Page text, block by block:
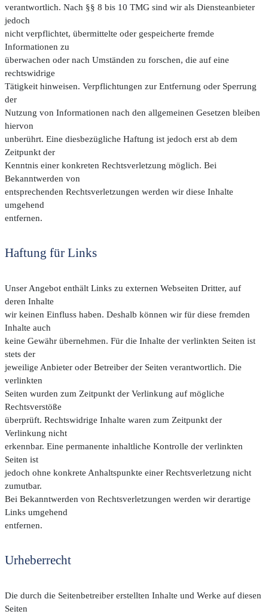
verantwortlich. Nach §§ 8 bis 10 TMG sind wir als Diensteanbieter
jedoch
nicht verpflichtet, übermittelte oder gespeicherte fremde
Informationen zu
überwachen oder nach Umständen zu forschen, die auf eine
rechtswidrige
Tätigkeit hinweisen. Verpflichtungen zur Entfernung oder Sperrung
der
Nutzung von Informationen nach den allgemeinen Gesetzen bleiben
hiervon
unberührt. Eine diesbezügliche Haftung ist jedoch erst ab dem
Zeitpunkt der
Kenntnis einer konkreten Rechtsverletzung möglich. Bei
Bekanntwerden von
entsprechenden Rechtsverletzungen werden wir diese Inhalte
umgehend
entfernen.
Haftung für Links
Unser Angebot enthält Links zu externen Webseiten Dritter, auf
deren Inhalte
wir keinen Einfluss haben. Deshalb können wir für diese fremden
Inhalte auch
keine Gewähr übernehmen. Für die Inhalte der verlinkten Seiten ist
stets der
jeweilige Anbieter oder Betreiber der Seiten verantwortlich. Die
verlinkten
Seiten wurden zum Zeitpunkt der Verlinkung auf mögliche
Rechtsverstöße
überprüft. Rechtswidrige Inhalte waren zum Zeitpunkt der
Verlinkung nicht
erkennbar. Eine permanente inhaltliche Kontrolle der verlinkten
Seiten ist
jedoch ohne konkrete Anhaltspunkte einer Rechtsverletzung nicht
zumutbar.
Bei Bekanntwerden von Rechtsverletzungen werden wir derartige
Links umgehend
entfernen.
Urheberrecht
Die durch die Seitenbetreiber erstellten Inhalte und Werke auf diesen
Seiten